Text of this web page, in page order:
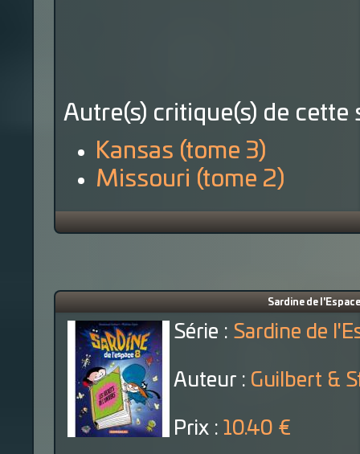
Autre(s) critique(s) de cette
Kansas (tome 3)
Missouri (tome 2)
Sardine de
Série : Sardine de
Auteur : Guilbert &
Prix : 10.40 €